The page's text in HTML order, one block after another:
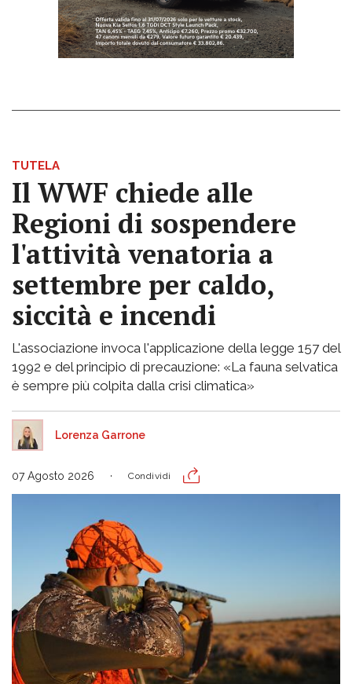
TUTELA
Il WWF chiede alle
Regioni di sospendere
l'attività venatoria a
settembre per caldo,
siccità e incendi
L'associazione invoca l'applicazione della legge 157 del
1992 e del principio di precauzione: «La fauna selvatica
è sempre più colpita dalla crisi climatica»
Lorenza Garrone
07 Agosto 2026 Condividi